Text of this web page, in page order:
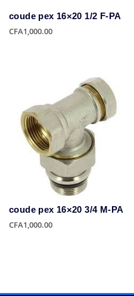
coude pex 16×20 1/2 F-PA
CFA1,000.00
coude pex 16×20 3/4 M-PA
CFA1,000.00